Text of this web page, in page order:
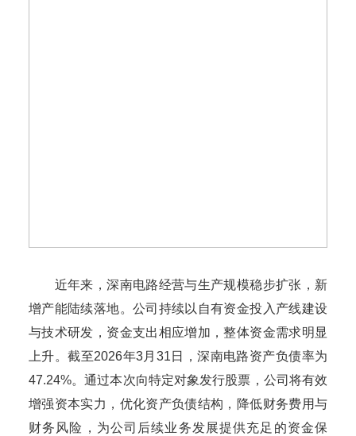
近年来，深南电路经营与生产规模稳步扩张，新
增产能陆续落地。公司持续以自有资金投入产线建设
与技术研发，资金支出相应增加，整体资金需求明显
上升。截至2026年3月31日，深南电路资产负债率为
47.24%。通过本次向特定对象发行股票，公司将有效
增强资本实力，优化资产负债结构，降低财务费用与
财务风险，为公司后续业务发展提供充足的资金保